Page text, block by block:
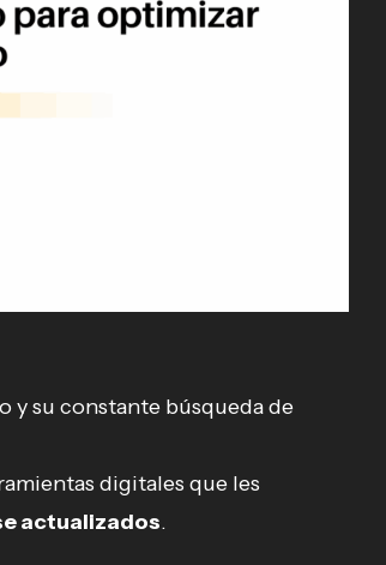
y su constante búsqueda de
digitales que les
actualizados.